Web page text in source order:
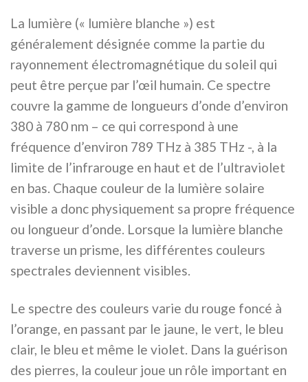
30,00 €.19,97 €.
La lumière (« lumière blanche ») est
généralement désignée comme la partie du
rayonnement électromagnétique du soleil qui
peut être perçue par l’œil humain. Ce spectre
couvre la gamme de longueurs d’onde d’environ
380 à 780 nm – ce qui correspond à une
fréquence d’environ 789 THz à 385 THz -, à la
limite de l’infrarouge en haut et de l’ultraviolet
en bas. Chaque couleur de la lumière solaire
visible a donc physiquement sa propre fréquence
ou longueur d’onde. Lorsque la lumière blanche
traverse un prisme, les différentes couleurs
spectrales deviennent visibles.
Le spectre des couleurs varie du rouge foncé à
l’orange, en passant par le jaune, le vert, le bleu
clair, le bleu et même le violet. Dans la guérison
des pierres, la couleur joue un rôle important en